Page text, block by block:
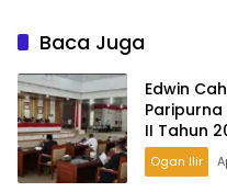
Baca Juga
Edwin
Paripurna
II Tahun
Ogan Ilir